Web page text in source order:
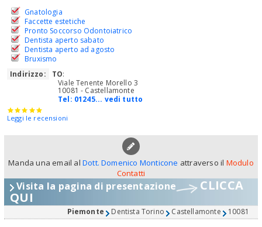
Gnatologia
Faccette estetiche
Pronto Soccorso Odontoiatrico
Dentista aperto sabato
Dentista aperto ad agosto
Bruxismo
Indirizzo:
TO:
Viale Tenente Morello 3
10081 - Castellamonte
Tel: 01245... vedi tutto
Leggi le recensioni
Manda una email al Dott. Domenico Monticone attraverso il Modulo
Contatti
Visita la pagina di presentazione CLICCA
QUI
Piemonte Dentista Torino Castellamonte 10081